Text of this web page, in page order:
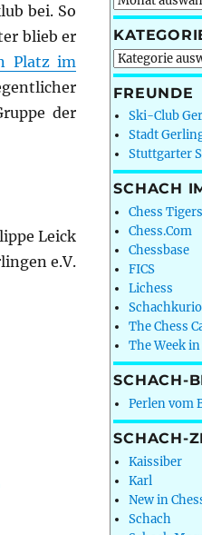
bei. So
blieb er
Platz im
der
Leick
e.V.
Kategorien
FREUNDE
Ski-Club
Stadt
Stuttgarter
SCHACH
Chess Tigers
Chess.Com
Chessbase
FICS
Lichess
The Chess
The Week in
SCHACH-
Perlen vom
SCHACH-
Kaissiber
Karl
New in
Schach